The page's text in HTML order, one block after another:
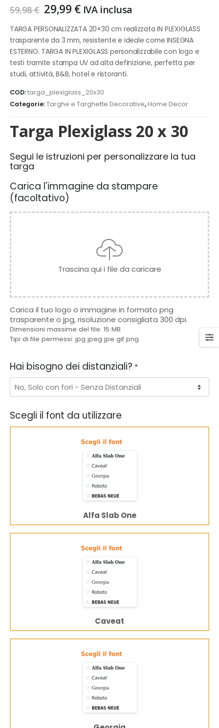
59,98€ Il
prezzo
originale
era:
59,98 €.
29,99 €Il
attuale
è:
29,99 €.
IVA inclusa
TARGA PERSONALIZZATA 20×30 cm realizzata IN PLEXIGLASS
trasparente da 3 mm, resistente e ideale come INSEGNA
ESTERNO. TARGA IN PLEXIGLASS personalizzabile con logo e
testi tramite stampa UV ad alta definizione, perfetta per
studi, attività, B&B, hotel e ristoranti.
COD:targa_plexiglass_20x30
Categorie:Targhe e Targhette Decorative,Home Decor
Targa Plexiglass 20 x 30
Segui le istruzioni per personalizzare la tua
targa
Carica l'immagine da stampare
(facoltativo)
Trascina qui i file da caricare
Carica il tuo logo o immagine in formato png
trasparente o jpg, risoluzione consigliata 300 dpi.
Dimensioni massime del file: 15 MB
Tipi di file permessi: jpg jpeg jpe gif png
Hai bisogno dei distanziali? *
Scegli il font da utilizzare
Alfa Slab One
Caveat